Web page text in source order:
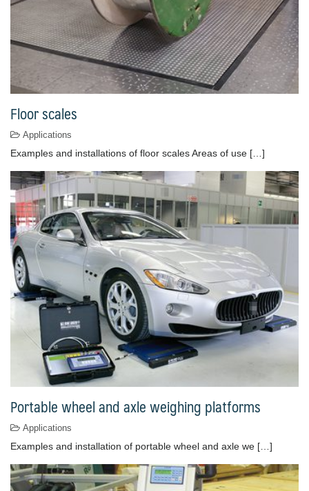
Floor scales
Applications
Examples and installations of floor scales Areas of use […]
Portable wheel and axle weighing platforms
Applications
Examples and installation of portable wheel and axle we […]